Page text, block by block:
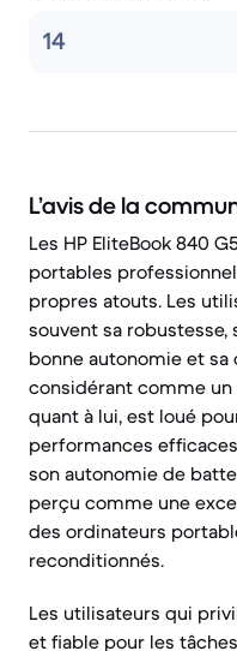
14
L’avis de la
Les HP EliteBook 840
portables
propres atouts. Les
souvent sa robustesse,
bonne autonomie et
considérant comme un
quant à lui, est loué
performances
son autonomie de
perçu comme une
des ordinateurs
reconditionnés.
Les utilisateurs qui
et fiable pour les